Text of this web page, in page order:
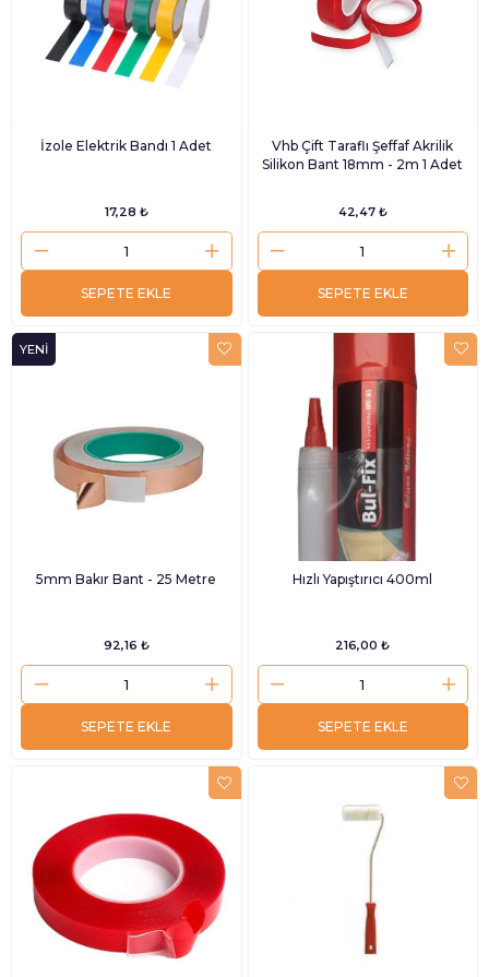
İzole Elektrik Bandı 1 Adet
17,28 ₺
SEPETE EKLE
Vhb Çift Taraflı Şeffaf Akrilik
Silikon Bant 18mm - 2m 1 Adet
42,47 ₺
SEPETE EKLE
5mm Bakır Bant - 25 Metre
92,16 ₺
SEPETE EKLE
YENI
Hızlı Yapıştırıcı 400ml
216,00 ₺
SEPETE EKLE